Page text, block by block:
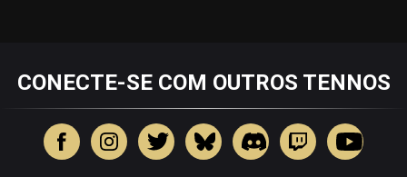
CONECTE-SE COM OUTROS TENNOS